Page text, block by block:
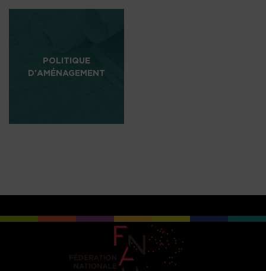
POLITIQUE
D'AMÉNAGEMENT